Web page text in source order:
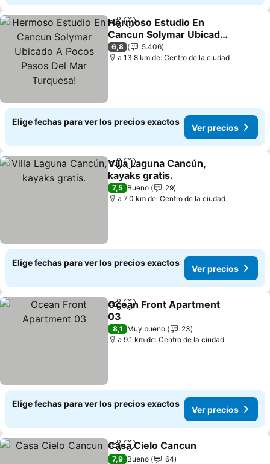
CompartirAgregar a favoritos
Hermoso Estudio En
Cancun Solymar Ubicado
A Pocos Pasos Del Mar
Turquesa!
6,8
5.406
a 13.8 km de: Centro de la ciudad
Elige fechas para ver los precios exactos
Ver precios
CompartirAgregar a favoritos
Villa Laguna Cancún,
kayaks gratis.
7,5 Bueno
29
a 7.0 km de: Centro de la ciudad
Elige fechas para ver los precios exactos
Ver precios
CompartirAgregar a favoritos
Ocean Front Apartment
03
8,1 Muy bueno
23
a 9.1 km de: Centro de la ciudad
Elige fechas para ver los precios exactos
Ver precios
CompartirAgregar a favoritos
Casa Cielo Cancun
7,9 Bueno
64